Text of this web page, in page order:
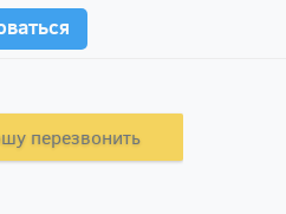
перезвонить